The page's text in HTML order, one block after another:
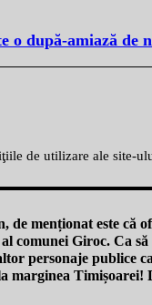
o după-amiază de
de utilizare ale site-
de menționat este că
comunei Giroc. Ca
personaje publice
Timișoarei!